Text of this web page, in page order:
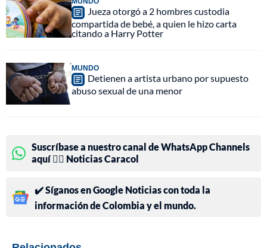
Jueza otorgó a 2 hombres custodia
compartida de bebé, a quien le hizo carta
citando a Harry Potter
MUNDO
Detienen a artista urbano por supuesto
abuso sexual de una menor
Suscríbase a nuestro canal de WhatsApp Channels
aquí 👉🏻 Noticias Caracol
✔️ Síganos en Google Noticias con toda la
información de Colombia y el mundo.